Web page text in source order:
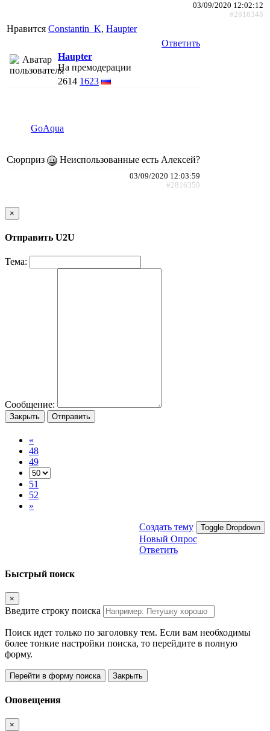
03/09/2020 12:02:12
#2816348
Нравится Constantin_K, Haupter
Ответить
Haupter
На премодерации
2614 1623
GoAqua
Сюрприз Неиспользованные есть Алексей?
03/09/2020 12:03:59
#2816350
×
Отправить U2U
Тема:
Сообщение:
Закрыть Отправить
«
48
49
51
52
»
Создать тему Toggle Dropdown
Новый Опрос
Ответить
Быстрый поиск
×
Введите строку поиска
Поиск идет только по заголовку тем. Если вам необходимы
более тонкие настройки поиска, то перейдите в полную
форму.
Перейти в форму поиска Закрыть
Оповещения
×